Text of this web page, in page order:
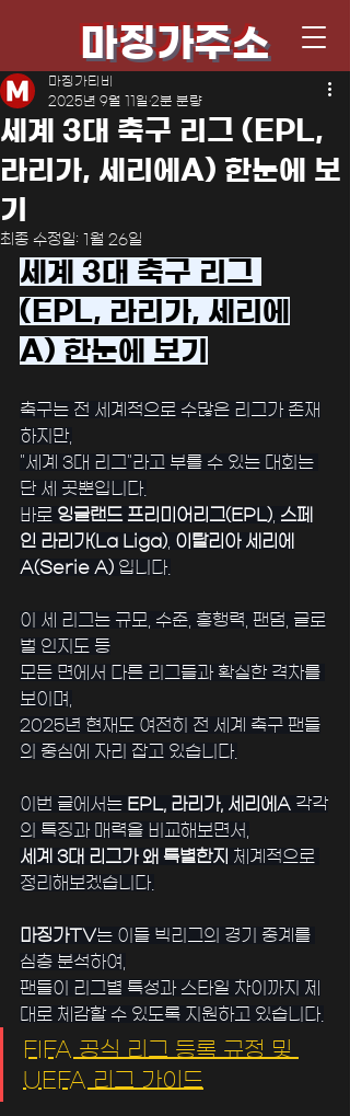
마징가주소
세계 3대 축구 리그 (EPL,
라리가, 세리에A) 한눈에 보
기
마징가티비
2025년 9월 11일 2분 분량
최종 수정일: 1월 26일
세계 3대 축구 리그
(EPL, 라리가, 세리에
A) 한눈에 보기
﻿축구는 전 세계적으로 수많은 리그가 존재
하지만,
"세계 3대 리그"라고 부를 수 있는 대회는
단 세 곳뿐입니다.
바로 잉글랜드 프리미어리그(EPL) 스페
인 라리가(La Liga) 이탈리아 세리에
A(Serie A) 입니다.
﻿이 세 리그는 규모, 수준, 흥행력, 팬덤, 글로
벌 인지도 등
모든 면에서 다른 리그들과 확실한 격차를
보이며,
2025년 현재도 여전히 전 세계 축구 팬들
의 중심에 자리 잡고 있습니다.
﻿이번 글에서는 EPL, 라리가, 세리에A 각각
의 특징과 매력을 비교해보면서,
세계 3대 리그가 왜 특별한지 체계적으로
정리해보겠습니다.
﻿마징가TV는 이들 빅리그의 경기 중계를
심층 분석하여,
팬들이 리그별 특성과 스타일 차이까지 제
대로 체감할 수 있도록 지원하고 있습니다.
﻿﻿FIFA 공식 리그 등록 규정 및
UEFA 리그 가이드